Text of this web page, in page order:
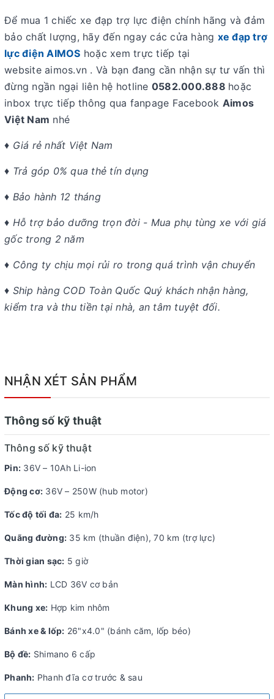
Để mua 1 chiếc xe đạp trợ lực điện chính hãng và đảm
bảo chất lượng, hãy đến ngay các cửa hàng xe đạp trợ
lực điện AIMOS hoặc xem trực tiếp tại
website aimos.vn . Và bạn đang cần nhận sự tư vấn thì
đừng ngần ngại liên hệ hotline 0582.000.888 hoặc
inbox trực tiếp thông qua fanpage Facebook Aimos
Việt Nam nhé
♦ Giá rẻ nhất Việt Nam
♦ Trả góp 0% qua thẻ tín dụng
♦ Bảo hành 12 tháng
♦ Hỗ trợ bảo dưỡng trọn đời - Mua phụ tùng xe với giá
gốc trong 2 năm
♦ Công ty chịu mọi rủi ro trong quá trình vận chuyển
♦ Ship hàng COD Toàn Quốc Quý khách nhận hàng,
kiểm tra và thu tiền tại nhà, an tâm tuyệt đối.
NHẬN XÉT SẢN PHẨM
Thông số kỹ thuật
Thông số kỹ thuật
Pin: 36V – 10Ah Li-ion
Động cơ: 36V – 250W (hub motor)
Tốc độ tối đa: 25 km/h
Quãng đường: 35 km (thuần điện), 70 km (trợ lực)
Thời gian sạc: 5 giờ
Màn hình: LCD 36V cơ bản
Khung xe: Hợp kim nhôm
Bánh xe & lốp: 26"x4.0" (bánh căm, lốp béo)
Bộ đề: Shimano 6 cấp
Phanh: Phanh đĩa cơ trước & sau